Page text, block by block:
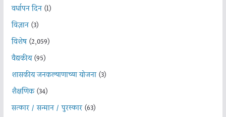
वर्धापन दिन(1)
विज्ञान(3)
विशेष(2,059)
वैद्यकीय(95)
शासकीय जनकल्याणाच्या योजना(3)
शैक्षणिक(34)
सत्कार / सन्मान / पुरस्कार(63)